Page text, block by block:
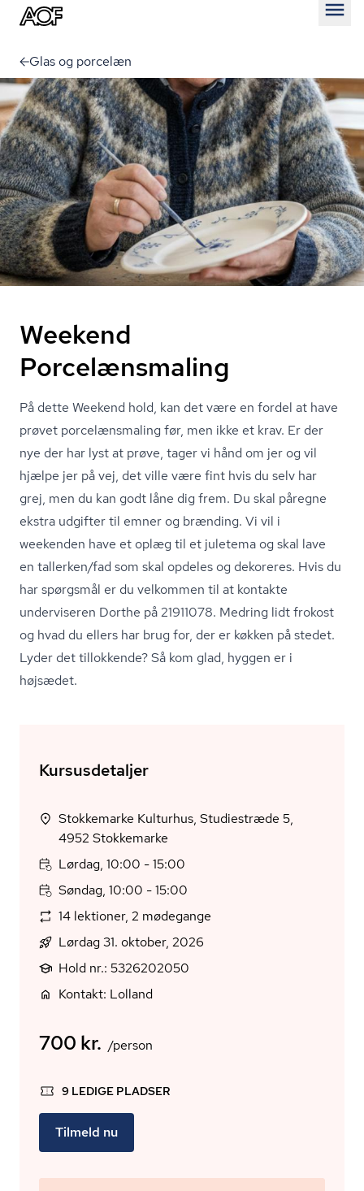
Glas og porcelæn
Weekend
Porcelænsmaling
På dette Weekend hold, kan det være en fordel at have
prøvet po­r­ce­læns­ma­ling før, men ikke et krav. Er der
nye der har lyst at prøve, tager vi hånd om jer og vil
hjælpe jer på vej, det ville være fint hvis du selv har
grej, men du kan godt låne dig frem. Du skal påregne
ekstra udgifter til emner og brænding. Vi vil i
weekenden have et oplæg til et juletema og skal lave
en tallerken/fad som skal opdeles og dekoreres. Hvis du
har spørgsmål er du velkommen til at kontakte
underviseren Dorthe på 21911078. Medring lidt frokost
og hvad du ellers har brug for, der er køkken på stedet.
Lyder det tillokkende? Så kom glad, hyggen er i
højsædet.
Kursusdetaljer
Stokkemarke Kulturhus, Studiestræde 5,
4952 Stokkemarke
Lørdag, 10:00 - 15:00
Søndag, 10:00 - 15:00
14 lektioner, 2 mødegange
Lørdag 31. oktober, 2026
Hold nr.: 5326202050
Kontakt: Lolland
700 kr. /person
9 LEDIGE PLADSER
Tilmeld nu